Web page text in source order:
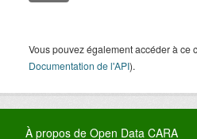
Vous pouvez également accéder à ce
Documentation de l'API).
À propos de Open Data CARA